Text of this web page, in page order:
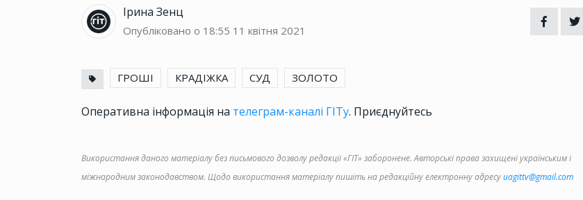
Ірина Зенц
Опубліковано о 18:55 11 квітня 2021
ГРОШІ КРАДІЖКА СУД ЗОЛОТО
Оперативна інформація на телеграм-каналі ГІТу. Приєднуйтесь
Використання даного матеріалу без письмового дозволу редакції «ГІТ» заборонене. Авторські права захищені українським і
міжнародним законодавством. Щодо використання матеріалу пишіть на редакційну електронну адресуuagittv@gmail.com